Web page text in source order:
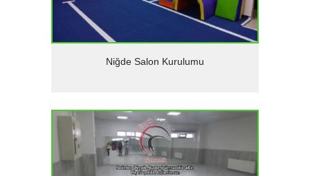
Detaylar
Niğde Salon Kurulumu